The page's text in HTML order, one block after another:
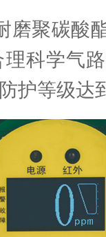
聚碳酸酯
科学气
护等级达